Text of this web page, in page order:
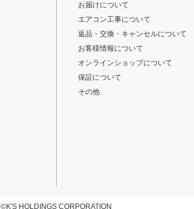
お届けについて
エアコン工事について
返品・交換・キャンセルについて
お客様情報について
オンラインショップについて
保証について
その他
©K'S HOLDINGS CORPORATION